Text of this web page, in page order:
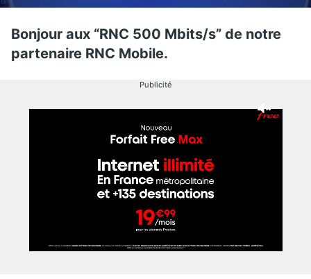
Bonjour aux “RNC 500 Mbits/s” de notre
partenaire RNC Mobile.
Publicité